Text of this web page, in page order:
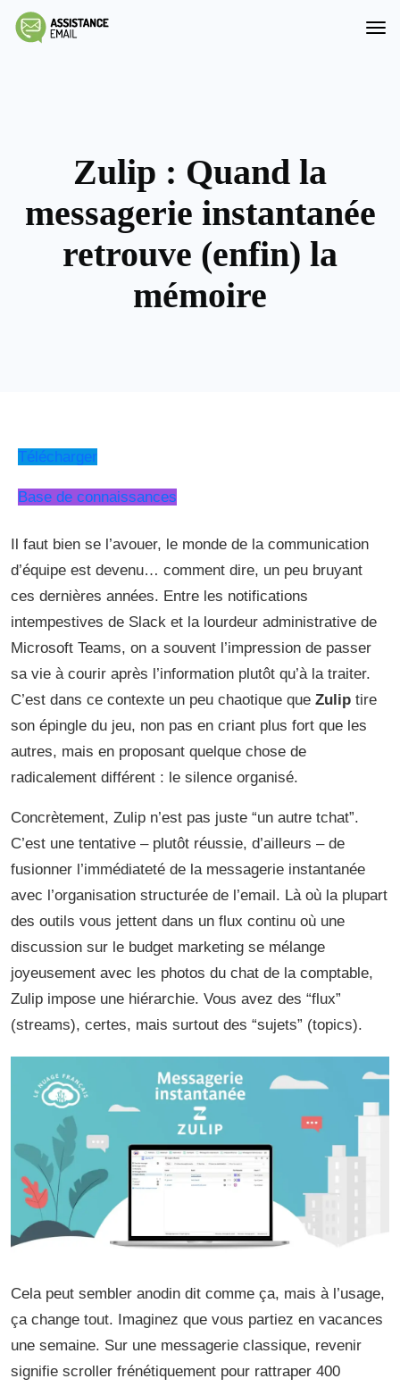
Zulip : Quand la
messagerie instantanée
retrouve (enfin) la
mémoire
Télécharger
Base de connaissances
Il faut bien se l’avouer, le monde de la communication
d’équipe est devenu… comment dire, un peu bruyant
ces dernières années. Entre les notifications
intempestives de Slack et la lourdeur administrative de
Microsoft Teams, on a souvent l’impression de passer
sa vie à courir après l’information plutôt qu’à la traiter.
C’est dans ce contexte un peu chaotique que Zulip tire
son épingle du jeu, non pas en criant plus fort que les
autres, mais en proposant quelque chose de
radicalement différent : le silence organisé.
Concrètement, Zulip n’est pas juste “un autre tchat”.
C’est une tentative – plutôt réussie, d’ailleurs – de
fusionner l’immédiateté de la messagerie instantanée
avec l’organisation structurée de l’email. Là où la plupart
des outils vous jettent dans un flux continu où une
discussion sur le budget marketing se mélange
joyeusement avec les photos du chat de la comptable,
Zulip impose une hiérarchie. Vous avez des “flux”
(streams), certes, mais surtout des “sujets” (topics).
Cela peut sembler anodin dit comme ça, mais à l’usage,
ça change tout. Imaginez que vous partiez en vacances
une semaine. Sur une messagerie classique, revenir
signifie scroller frénétiquement pour rattraper 400